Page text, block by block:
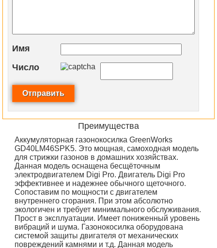
Имя
Число
Преимущества
Аккумуляторная газонокосилка GreenWorks
GD40LM46SPK5. Это мощная, самоходная модель
для стрижки газонов в домашних хозяйствах.
Данная модель оснащена бесщёточным
электродвигателем Digi Pro. Двигатель Digi Pro
эффективнее и надежнее обычного щеточного.
Сопоставим по мощности с двигателем
внутреннего сгорания. При этом абсолютно
экологичен и требует минимального обслуживания.
Прост в эксплуатации. Имеет пониженный уровень
вибраций и шума. Газонокосилка оборудована
системой защиты двигателя от механических
повреждений камнями и т.д. Данная модель